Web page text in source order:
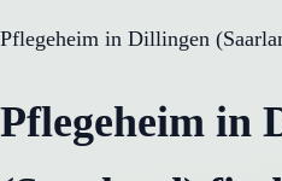
Pflegeheim in Dillingen (
Pflegeheim in